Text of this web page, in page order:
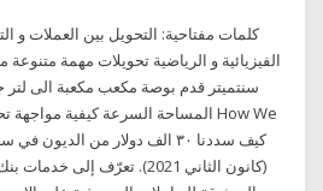
كلمات مفتاحية: التحويل بين العملات و
الفيزيائية و الرياضية تحويلات مهمة
سنتميتر قدم بوصة مكعب مكعبة الى لتر
(كانون الثاني 2021). تعرّف إلى